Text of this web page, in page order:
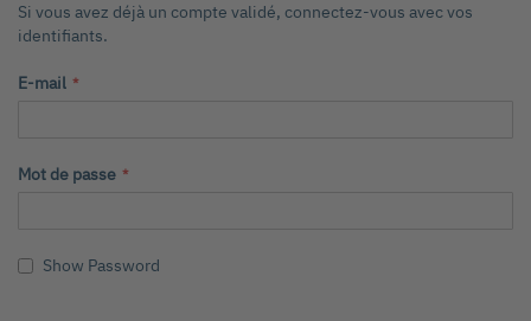
Si vous avez déjà un compte validé, connectez-vous avec vos
identifiants.
E-mail
Mot de passe
Show Password